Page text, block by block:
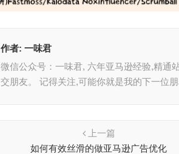
作者: 一味君
微信公众号：一味君, 六年亚马逊经验,精通
交朋友。 记得关注,可能你就是我的下一位
上一篇
如何有效丝滑的做亚马逊广告优化